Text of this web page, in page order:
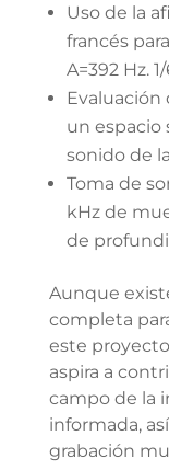
Uso de la
francés
A=392 Hz.
Evaluación
un espacio
sonido de
Toma de
kHz de
de
Aunque
completa
este
aspira a
campo de la
informada,
grabación